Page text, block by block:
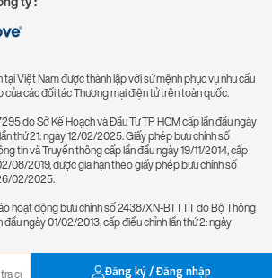
Việt Nam được thành lập với sứ mệnh phục vụ nhu cầu
của các đối tác Thương mại điện tử trên toàn quốc.
do Sở Kế Hoạch và Đầu Tư TP HCM cấp lần đầu ngày
thứ 21: ngày 12/02/2025. Giấy phép bưu chính số
tin và Truyền thông cấp lần đầu ngày 19/11/2014, cấp
08/2019, được gia hạn theo giấy phép bưu chính số
02/2025.
hoạt động bưu chính số 2438/XN-BTTTT do Bộ Thông
đầu ngày 01/02/2013, cấp điều chỉnh lần thứ 2: ngày
Đăng ký / Đăng nhập